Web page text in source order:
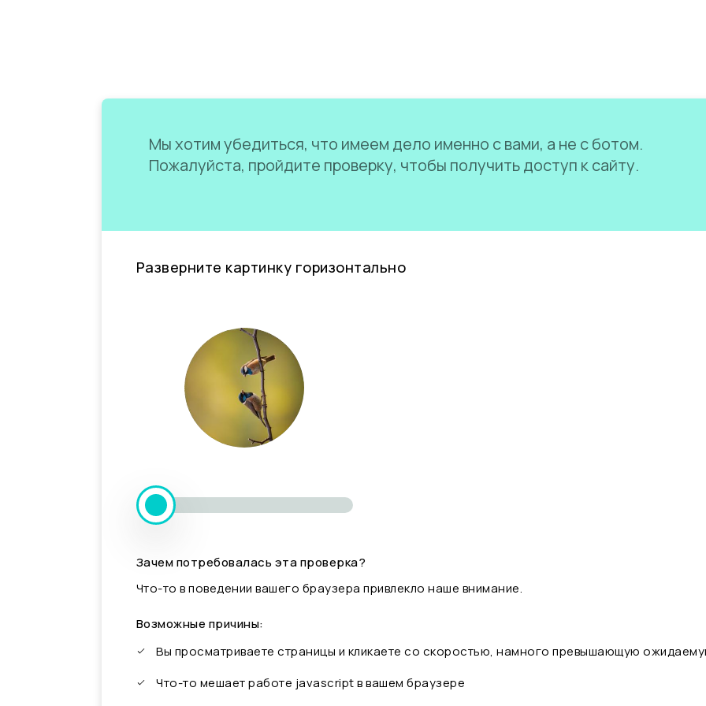
Мы хотим убедиться, что имеем дело именно с вами, а не с ботом.
Пожалуйста, пройдите проверку, чтобы получить доступ к сайту.
Разверните картинку горизонтально
Зачем потребовалась эта проверка?
Что-то в поведении вашего браузера привлекло наше внимание.
Возможные причины:
Вы просматриваете страницы и кликаете со скоростью, намного превышающую
Что-то мешает работе javascript в вашем браузере